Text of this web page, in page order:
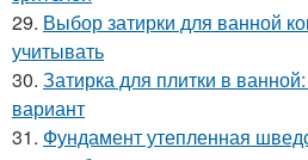
29. Выбор затирки для ванной
учитывать
30. Затирка для плитки в
вариант
31. Фундамент утепленная